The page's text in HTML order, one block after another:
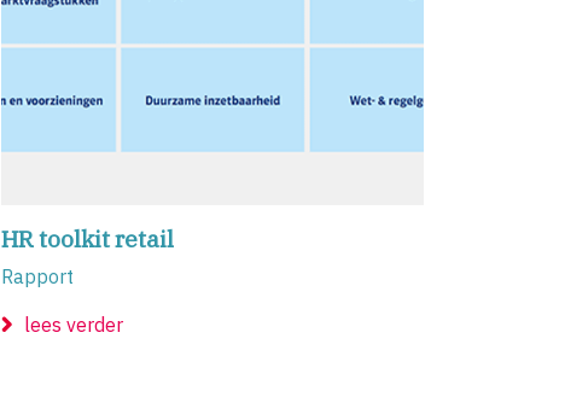
HR toolkit retail
Rapport
lees verder